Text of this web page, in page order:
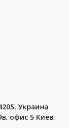
Украина
офис 5 Киев,